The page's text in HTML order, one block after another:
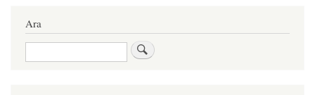
for
hoşgeldin
öfke
Ara
Ara